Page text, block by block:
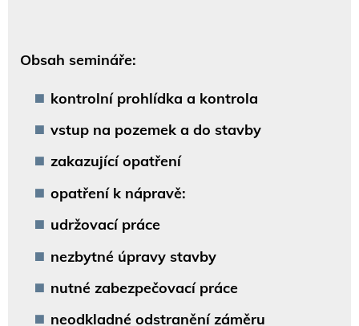
Obsah semináře:
kontrolní prohlídka a kontrola
vstup na pozemek a do stavby
zakazující opatření
opatření k nápravě:
udržovací práce
nezbytné úpravy stavby
nutné zabezpečovací práce
neodkladné odstranění záměru